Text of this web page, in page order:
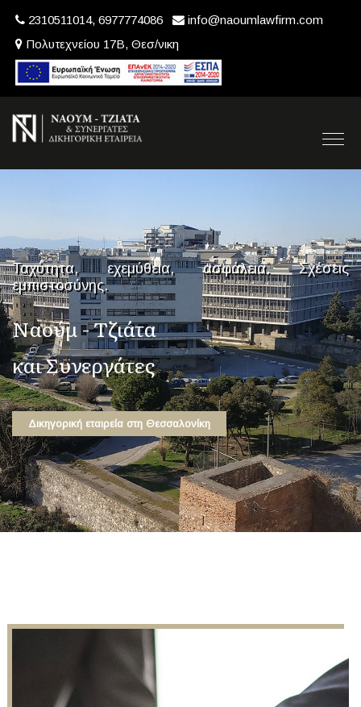
2310511014, 6977774086
info@naoumlawfirm.com
Πολυτεχνείου 17Β, Θεσ/νικη
Ταχύτητα, εχεμύθεια, ασφάλεια. Σχέσεις
εμπιστοσύνης.
Ναούμ - Τζιάτα
και Συνεργάτες
Δικηγορική εταιρεία στη Θεσσαλονίκη